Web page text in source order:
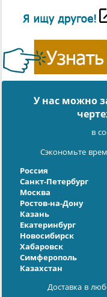
У нас можно
в
Сэкономьте
Россия
Санкт-Петербург
Москва
Ростов-на-Дону
Казань
Екатеринбург
Новосибирск
Хабаровск
Симферополь
Казахстан
Доставка в